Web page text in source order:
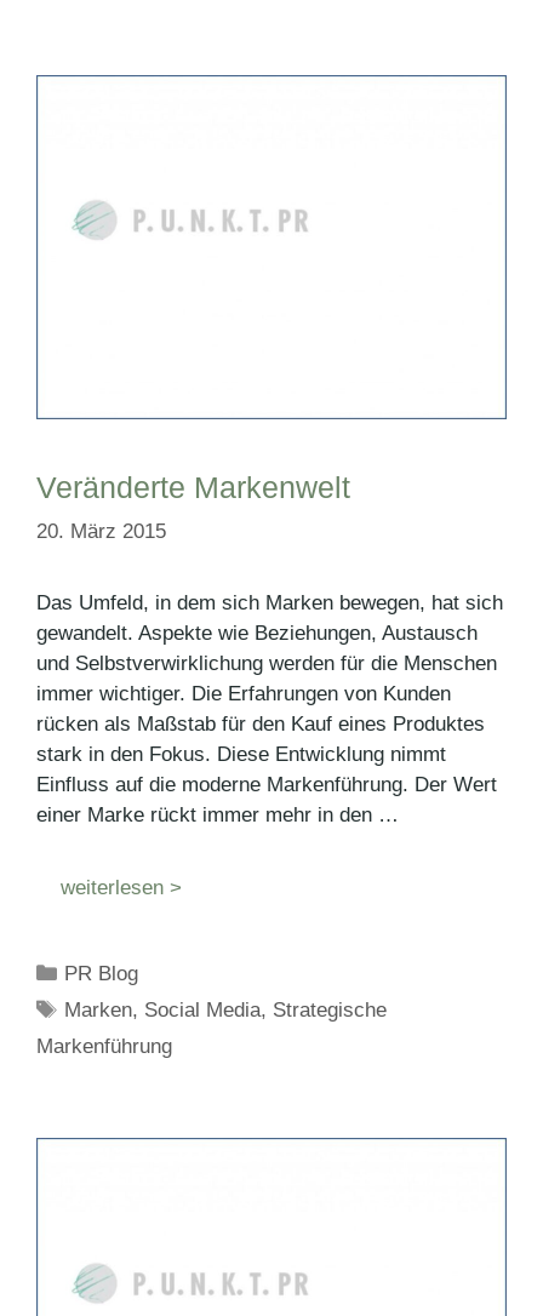
Veränderte Markenwelt
20. März 2015
Das Umfeld, in dem sich Marken bewegen, hat sich
gewandelt. Aspekte wie Beziehungen, Austausch
und Selbstverwirklichung werden für die Menschen
immer wichtiger. Die Erfahrungen von Kunden
rücken als Maßstab für den Kauf eines Produktes
stark in den Fokus. Diese Entwicklung nimmt
Einfluss auf die moderne Markenführung. Der Wert
einer Marke rückt immer mehr in den …
weiterlesen >
Kategorien
PR Blog
Schlagwörter
Marken, Social Media, Strategische
Markenführung